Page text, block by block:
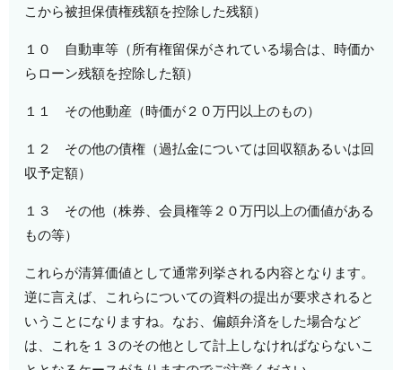
こから被担保債権残額を控除した残額）
１０ 自動車等（所有権留保がされている場合は、時価か
らローン残額を控除した額）
１１ その他動産（時価が２０万円以上のもの）
１２ その他の債権（過払金については回収額あるいは回
収予定額）
１３ その他（株券、会員権等２０万円以上の価値がある
もの等）
これらが清算価値として通常列挙される内容となります。
逆に言えば、これらについての資料の提出が要求されると
いうことになりますね。なお、偏頗弁済をした場合など
は、これを１３のその他として計上しなければならないこ